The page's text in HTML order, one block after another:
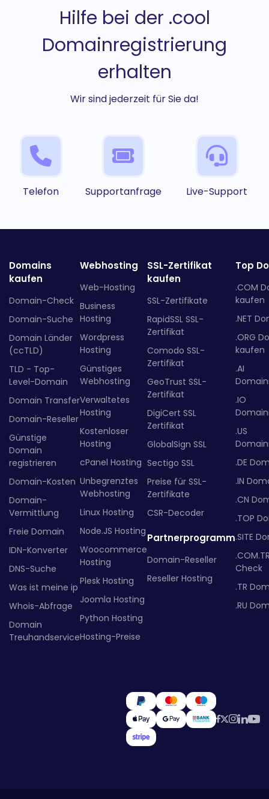
Hilfe bei der .cool
Domainregistrierung
erhalten
Wir sind jederzeit für Sie da!
Telefon Supportanfrage Live-Support
Domains
kaufen
Domain-Check
Domain-Suche
Domain Länder
(ccTLD)
TLD - Top-
Level-Domain
Domain Transfer
Domain-Reseller
Günstige
Domain
registrieren
Domain-Kosten
Domain-
Vermittlung
Freie Domain
IDN-Konverter
DNS-Suche
Was ist meine ip
Whois-Abfrage
Domain
Treuhandservice
Webhosting
Web-Hosting
Business
Hosting
Wordpress
Hosting
Günstiges
Webhosting
Verwaltetes
Hosting
Kostenloser
Hosting
cPanel Hosting
Unbegrenztes
Webhosting
Linux Hosting
Node.JS Hosting
Woocommerce
Hosting
Plesk Hosting
Joomla Hosting
Python Hosting
Hosting-Preise
SSL-Zertifikat
kaufen
SSL-Zertifikate
RapidSSL SSL-
Zertifikat
Comodo SSL-
Zertifikat
GeoTrust SSL-
Zertifikat
DigiCert SSL
Zertifikat
GlobalSign SSL
Sectigo SSL
Preise für SSL-
Zertifikate
CSR-Decoder
Partnerprogramm
Domain-Reseller
Reseller Hosting
Top
.COM
kaufen
.NET
.ORG
kaufen
.AI
.IO
.US
.DE
.IN
.CN
.TOP
.SITE
Check
.TR
.RU